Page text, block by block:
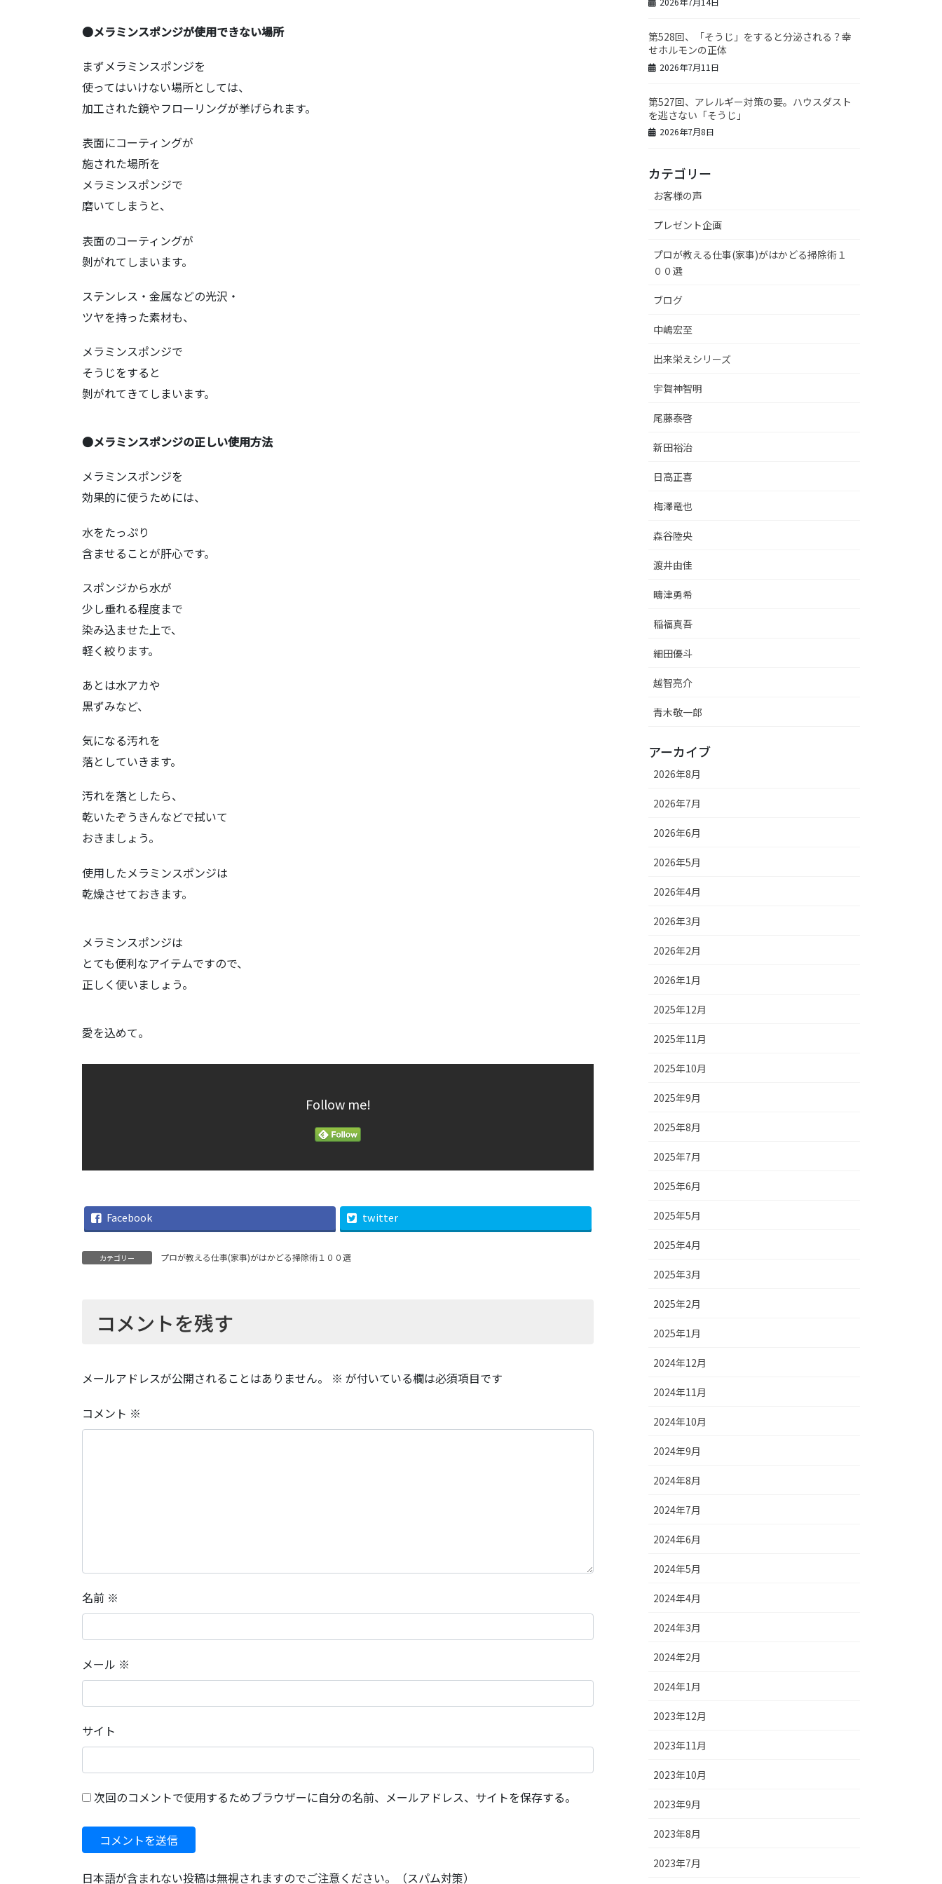
●メラミンスポンジが使用できない場所
まずメラミンスポンジを
使ってはいけない場所としては、
加工された鏡やフローリングが挙げられます。
表面にコーティングが
施された場所を
メラミンスポンジで
磨いてしまうと、
表面のコーティングが
剝がれてしまいます。
ステンレス・金属などの光沢・
ツヤを持った素材も、
メラミンスポンジで
そうじをすると
剝がれてきてしまいます。
●メラミンスポンジの正しい使用方法
メラミンスポンジを
効果的に使うためには、
水をたっぷり
含ませることが肝心です。
スポンジから水が
少し垂れる程度まで
染み込ませた上で、
軽く絞ります。
あとは水アカや
黒ずみなど、
気になる汚れを
落としていきます。
汚れを落としたら、
乾いたぞうきんなどで拭いて
おきましょう。
使用したメラミンスポンジは
乾燥させておきます。
メラミンスポンジは
とても便利なアイテムですので、
正しく使いましょう。
愛を込めて。
Follow me!
Facebook twitter
カテゴリー プロが教える仕事(家事)がはかどる掃除術１００選
コメントを残す
メールアドレスが公開されることはありません。 ※ が付いている欄は必須項目です
コメント ※
名前 ※
メール ※
サイト
次回のコメントで使用するためブラウザーに自分の名前、メールアドレス、サイトを保存する。
日本語が含まれない投稿は無視されますのでご注意ください。（スパム対策）
第528回、「そうじ」をすると分泌される？幸
せホルモンの正体
2026年7月11日
第527回、アレルギー対策の要。ハウスダスト
を逃さない「そうじ」
2026年7月8日
カテゴリー
お客様の声
プレゼント企画
プロが教える仕事(家事)がはかどる掃除術１
００選
ブログ
中嶋宏至
出来栄えシリーズ
宇賀神智明
尾藤泰啓
新田裕治
日高正喜
梅澤竜也
森谷陸央
渡井由佳
疇津勇希
稲福真吾
細田優斗
越智亮介
青木敬一郎
アーカイブ
2026年8月
2026年7月
2026年6月
2026年5月
2026年4月
2026年3月
2026年2月
2026年1月
2025年12月
2025年11月
2025年10月
2025年9月
2025年8月
2025年7月
2025年6月
2025年5月
2025年4月
2025年3月
2025年2月
2025年1月
2024年12月
2024年11月
2024年10月
2024年9月
2024年8月
2024年7月
2024年6月
2024年5月
2024年4月
2024年3月
2024年2月
2024年1月
2023年12月
2023年11月
2023年10月
2023年9月
2023年8月
2023年7月